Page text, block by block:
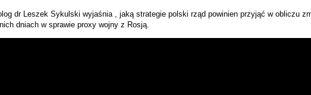
dr Leszek Sykulski wyjaśnia , jaką strategie polski rząd powinien przyjąć w obliczu
dniach w sprawie proxy wojny z Rosją.